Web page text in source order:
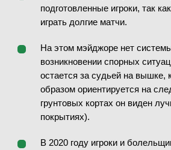
—
Мартин Ландалусе
Вит Копршива
28.05.2026
ЗАВЕРШЁН
В Анна Калинская (20)
Алина Корнеева(96)
1-й сет
2-й сет
подготовленные игроки, так
играть долгие матчи.
На этом мэйджоре нет
возникновении спорных
остается за судьей на вышке,
образом ориентируется на
грунтовых кортах он виден
покрытиях).
В 2020 году игроки и